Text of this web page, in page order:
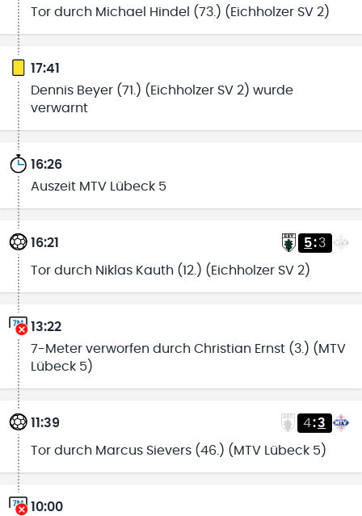
Tor durch Michael Hindel (73.) (Eichholzer SV 2)
17:41
Dennis Beyer (71.) (Eichholzer SV 2) wurde
verwarnt
16:26
Auszeit MTV Lübeck 5
16:21 5:3
Tor durch Niklas Kauth (12.) (Eichholzer SV 2)
13:22
7-Meter verworfen durch Christian Ernst (3.) (MTV
Lübeck 5)
11:39 4:3
Tor durch Marcus Sievers (46.) (MTV Lübeck 5)
10:00